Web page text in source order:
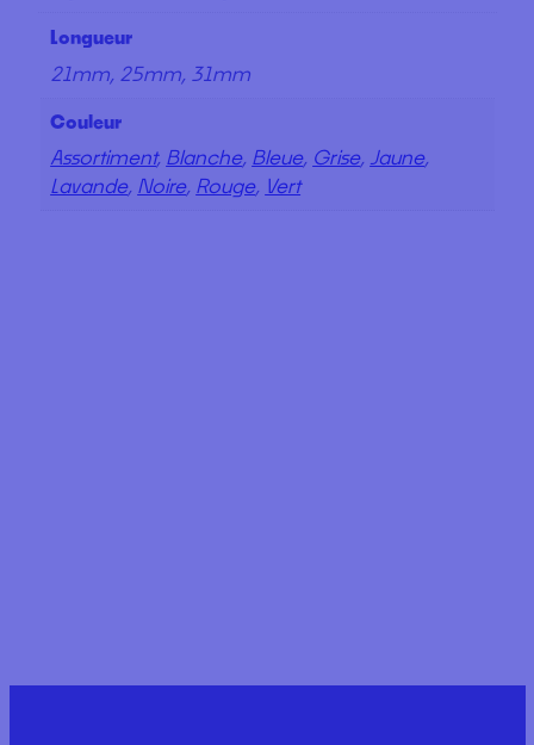
Longueur
21mm, 25mm, 31mm
Couleur
Assortiment, Blanche, Bleue, Grise, Jaune,
Lavande, Noire, Rouge, Vert